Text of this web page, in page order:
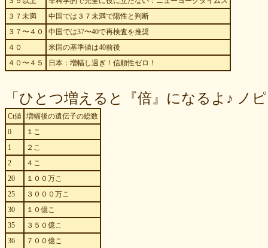
３７未満
中国では３７未満で陽性と判断
３７〜４０
中国では37〜40で再検査を推奨
４０
米国の基準値は40前後
４０〜４５
日本：増幅し過ぎ！信頼性ゼロ！
「ひとつ増えると『倍』になるよ♪ ノ
Ct値 増幅後の遺伝子の総数
0
１こ
1
２こ
2
４こ
20
１００万こ
25
３０００万こ
30
１０億こ
35
３５０億こ
36
７００億こ